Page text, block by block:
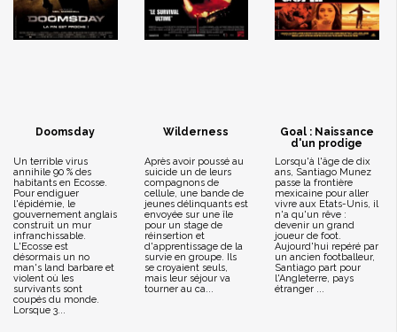
Doomsday
Un terrible virus
annihile 90 % des
habitants en Ecosse.
Pour endiguer
l'épidémie, le
gouvernement anglais
construit un mur
infranchissable.
L'Ecosse est
désormais un no
man's land barbare et
violent où les
survivants sont
coupés du monde.
Lorsque 3...
Wilderness
Après avoir poussé au
suicide un de leurs
compagnons de
cellule, une bande de
jeunes délinquants est
envoyée sur une île
pour un stage de
réinsertion et
d'apprentissage de la
survie en groupe. Ils
se croyaient seuls,
mais leur séjour va
tourner au ca...
Goal : Naissance
d'un prodige
Lorsqu'à l'âge de dix
ans, Santiago Munez
passe la frontière
mexicaine pour aller
vivre aux Etats-Unis, il
n'a qu'un rêve :
devenir un grand
joueur de foot.
Aujourd'hui repéré par
un ancien footballeur,
Santiago part pour
l'Angleterre, pays
étranger ...